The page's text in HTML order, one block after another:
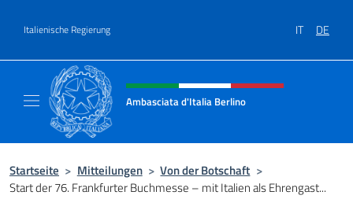
Italienische Regierung IT DE
Header-Site, Social und Menü
Ambasciata d'Italia Berlino
Startseite > Mitteilungen > Von der Botschaft >
Start der 76. Frankfurter Buchmesse – mit Italien als Ehrengast...